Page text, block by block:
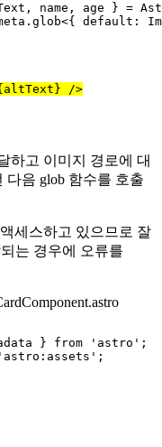
, name , age } =
. glob<{ default :
altText } />
하고 이미지 경로에 대
다음 glob 함수를 호출
세스하고 있으므로 잘
는 경우에 오류를
} from ' astro ' ;
' astro:assets ' ;